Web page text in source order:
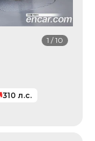
1 /10
310 л.с.